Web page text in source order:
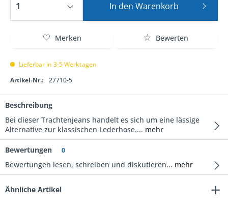
In den Warenkorb
Merken Bewerten
Lieferbar in 3-5 Werktagen
Artikel-Nr.:
27710-5
Beschreibung
Bei dieser Trachtenjeans handelt es sich um eine lässige
Alternative zur klassischen Lederhose.... mehr
Bewertungen 0
Bewertungen lesen, schreiben und diskutieren... mehr
Ähnliche Artikel